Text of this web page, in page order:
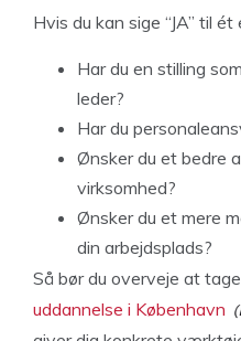
Hvis du kan sige “JA” til
Har du en stilling
leder?
Har du
Ønsker du et bedre
virksomhed?
Ønsker du et mere
din arbejdsplads?
Så bør du overveje at
uddannelse i København